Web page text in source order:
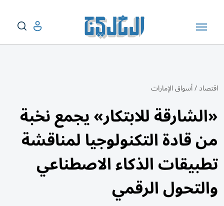
اقتصاد/أسواق الإمارات
«الشارقة للابتكار» يجمع نخبة
من قادة التكنولوجيا لمناقشة
تطبيقات الذكاء الاصطناعي
والتحول الرقمي